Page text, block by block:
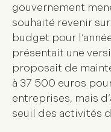
gouvernement
souhaité revenir
budget pour
présentait une
proposait de
à 37 500 euros
entreprises, mais
seuil des activités